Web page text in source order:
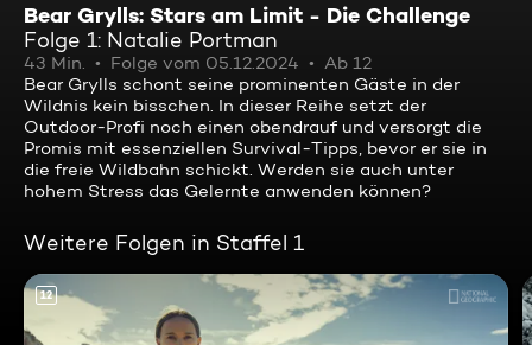
Bear Grylls: Stars am Limit - Die Challenge
Folge 1: Natalie Portman
43 Min. Folge vom 05.12.2024
Ab 12
Bear Grylls schont seine prominenten Gäste in der
Wildnis kein bisschen. In dieser Reihe setzt der
Outdoor-Profi noch einen obendrauf und versorgt die
Promis mit essenziellen Survival-Tipps, bevor er sie in
die freie Wildbahn schickt. Werden sie auch unter
hohem Stress das Gelernte anwenden können?
Weitere Folgen in Staffel 1
12